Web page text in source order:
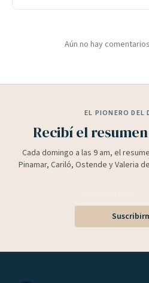
Aún no hay
EL PIONERO DEL
Recibí el
Cada domingo a las 9 am, el
Pinamar, Cariló, Ostende y Valeria